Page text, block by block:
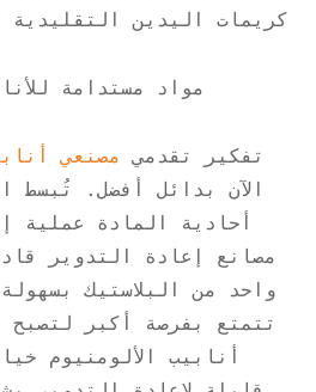
كريمات اليدين
مواد مستدامة
تفكير تقدمي مصنعي
الآن بدائل أفضل. تُبسط
أحادية المادة عملية
مصانع إعادة التدوير
واحد من البلاستيك
تتمتع بفرصة أكبر
أنابيب الألومنيوم